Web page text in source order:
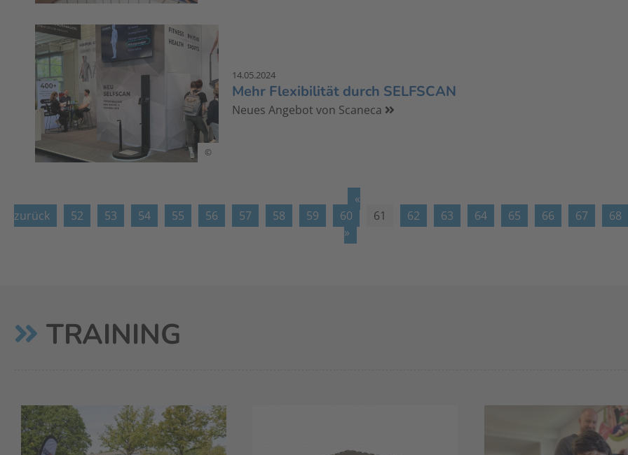
©
14.05.2024
Mehr Flexibilität durch SELFSCAN
Neues Angebot von Scaneca
«
zurück
52 53 54 55 56 57 58 59 60 61 62 63 64 65 66 67 68
»
TRAINING